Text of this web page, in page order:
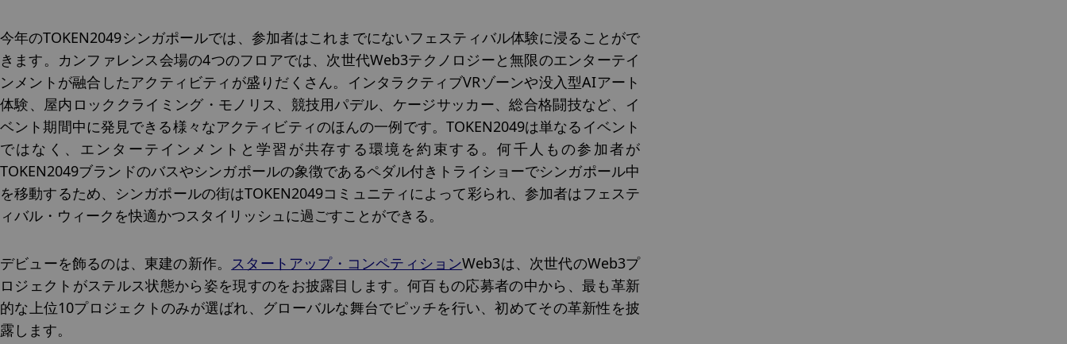
今年のTOKEN2049シンガポールでは、参加者はこれまでにないフェスティバル体験に浸ることがで
きます。カンファレンス会場の4つのフロアでは、次世代Web3テクノロジーと無限のエンターテイ
ンメントが融合したアクティビティが盛りだくさん。インタラクティブVRゾーンや没入型AIアート
体験、屋内ロッククライミング・モノリス、競技用パデル、ケージサッカー、総合格闘技など、イ
ベント期間中に発見できる様々なアクティビティのほんの一例です。TOKEN2049は単なるイベント
ではなく、エンターテインメントと学習が共存する環境を約束する。何千人もの参加者が
TOKEN2049ブランドのバスやシンガポールの象徴であるペダル付きトライショーでシンガポール中
を移動するため、シンガポールの街はTOKEN2049コミュニティによって彩られ、参加者はフェステ
ィバル・ウィークを快適かつスタイリッシュに過ごすことができる。
デビューを飾るのは、東建の新作。 スタートアップ・コンペティションWeb3は、次世代のWeb3プ
ロジェクトがステルス状態から姿を現すのをお披露目します。何百もの応募者の中から、最も革新
的な上位10プロジェクトのみが選ばれ、グローバルな舞台でピッチを行い、初めてその革新性を披
露します。